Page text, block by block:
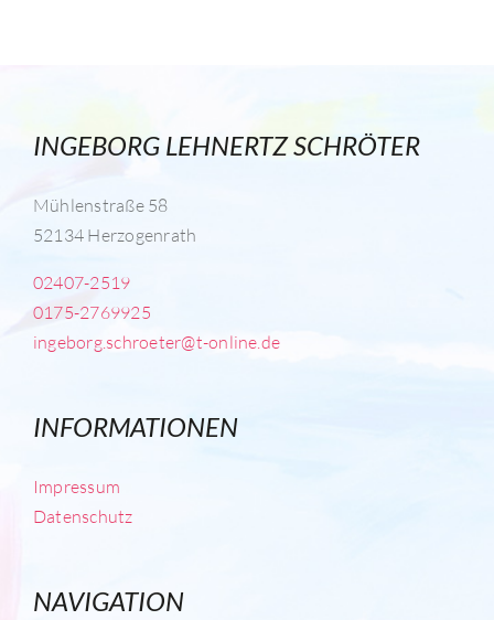
INGEBORG LEHNERTZ SCHRÖTER
Mühlenstraße 58
52134 Herzogenrath
02407-2519
0175-2769925
ingeborg.schroeter@t-online.de
INFORMATIONEN
Impressum
Datenschutz
NAVIGATION